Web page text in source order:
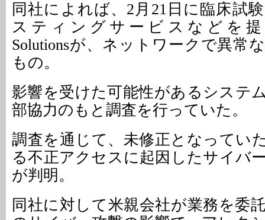
同社によれば、2月21日に臨床試
スティングサービスなどを提
Solutionsが、ネットワークで異常
もの。
影響を受けた可能性があるシステ
部協力のもと調査を行っていた。
調査を通じて、未修正となってい
る不正アクセスに起因したサイバ
が判明。
同社に対して米親会社が業務を委